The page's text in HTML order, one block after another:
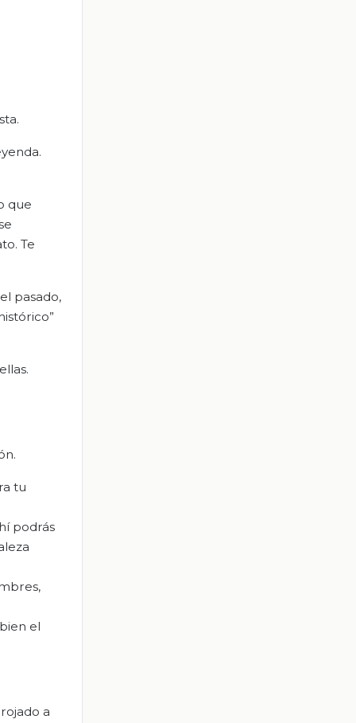
que
Te
pasado,
tu
podrás
el
a